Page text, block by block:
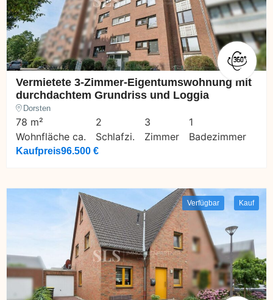
Vermietete 3-Zimmer-Eigentumswohnung mit
durchdachtem Grundriss und Loggia
Dorsten
78 m²
Wohnfläche ca.
2
Schlafzi.
3
Zimmer
1
Badezimmer
Kaufpreis96.500 €
Verfügbar Kauf